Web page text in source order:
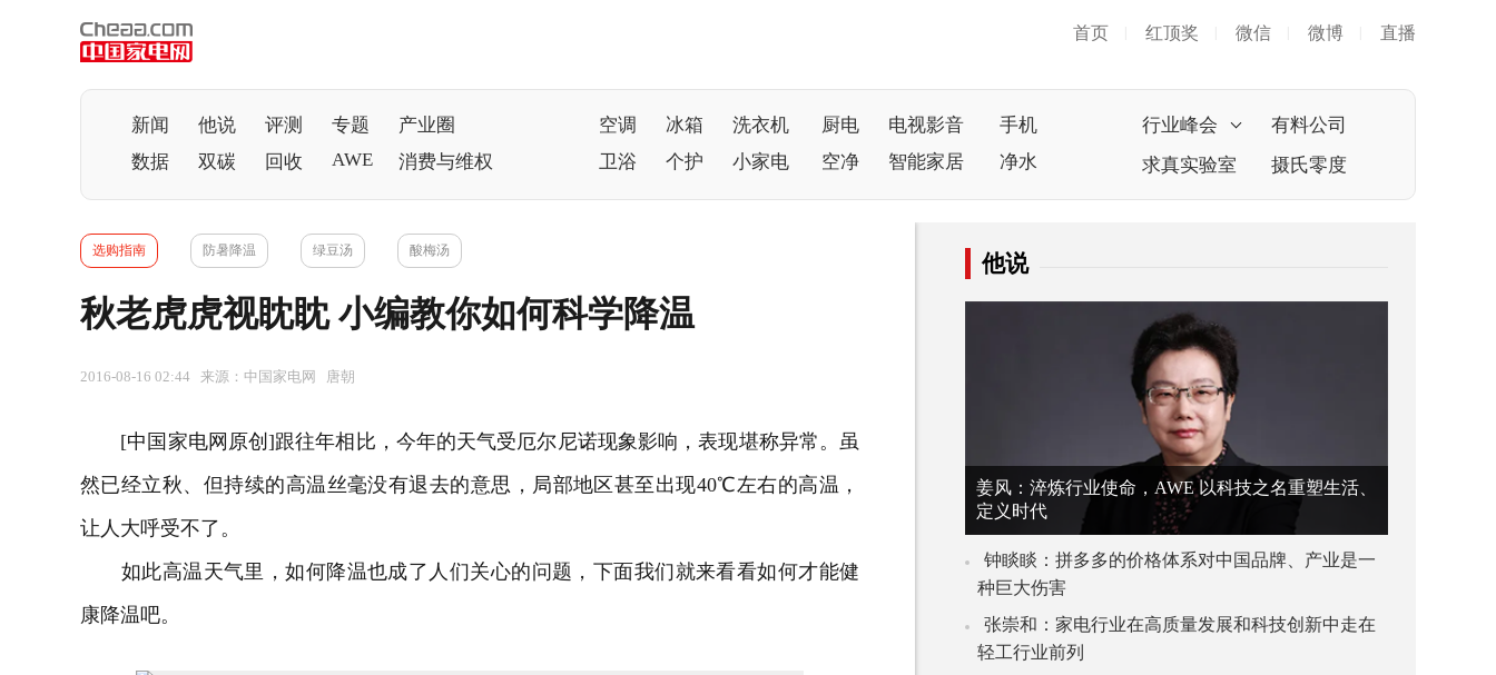
首页 红顶奖 微信 微博 直播
新闻 他说 评测 专题
产业圈
数据
双碳 回收 AWE 消费与维权
空调 冰箱 洗衣机 厨电 电视影音
手机
卫浴
个护 小家电 空净 智能家居 净水
行业峰会
有料公司
求真实验室
摄氏零度
选购指南 防暑降温 绿豆汤 酸梅汤
秋老虎虎视眈眈 小编教你如何科学降温
2016-08-16 02:44 来源：中国家电网 唐朝
[中国家电网 原创]跟往年相比，今年的天气受厄尔尼诺现象影响，表现堪称异常。虽
然已经立秋、但持续的高温丝毫没有退去的意思，局部地区甚至出现40℃左右的高温，
让人大呼受不了。
如此高温天气里，如何降温也成了人们关心的问题，下面我们就来看看如何才能健
康降温吧。
他说
姜风：淬炼行业使命，AWE 以科技之名重塑生活、
定义时代
钟睒睒：拼多多的价格体系对中国品牌、产业是一
种巨大伤害
张崇和：家电行业在高质量发展和科技创新中走在
轻工行业前列